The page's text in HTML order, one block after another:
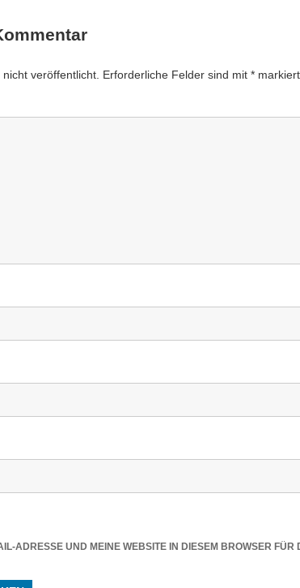
veröffentlicht. Erforderliche Felder sind mit * markiert
ADRESSE UND MEINE WEBSITE IN DIESEM BROWSER